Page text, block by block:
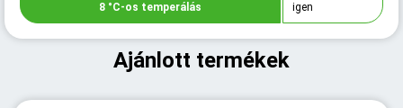
8 °C-os temperálás igen
Ajánlott termékek